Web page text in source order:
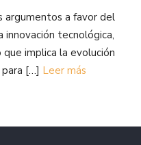
argumentos a favor del
tecnológica,
implica la evolución
para […] Leer más